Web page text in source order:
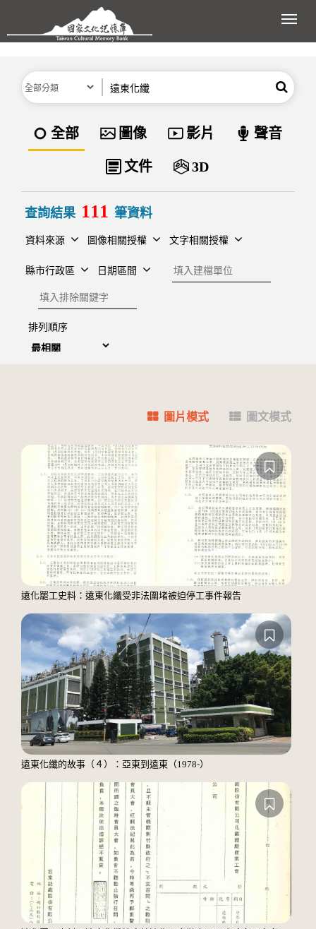
跳到主要內容區塊
展
分類 搜尋
資料類型
全部 圖像 影片 聲音
文件 3D
查詢結果 111 筆資料
資料來源 圖像相關授權 文字相關授權
縣市行政區 日期區間
建檔單位
排除關鍵字
排列順序
圖片模式 圖文模式
遠化罷工史料：遠東化纖受非法圍堵被迫停工事件報告
遠東化纖的故事（４）：亞東到遠東（1978-）